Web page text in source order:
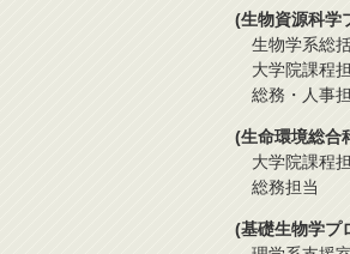
(生物資源科学
生物学系総括
大学院課程担
総務・人事担
(生命環境総合
大学院課程担
総務担当
(基礎生物学プ